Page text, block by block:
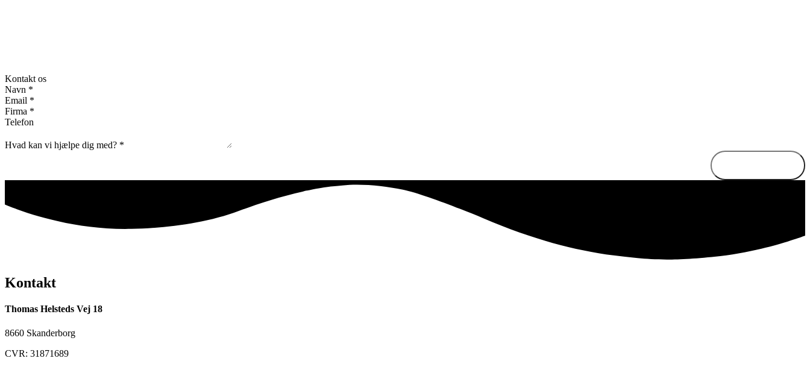
Kontakt os
Navn *
Email *
Firma *
Telefon
Hvad kan vi hjælpe dig med? *
Kontakt
Thomas Helsteds Vej 18
8660 Skanderborg
CVR: 31871689